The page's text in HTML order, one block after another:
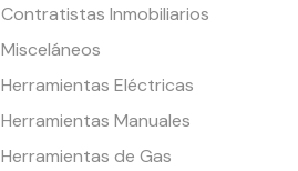
Contratistas Inmobiliarios
Misceláneos
Herramientas Eléctricas
Herramientas Manuales
Herramientas de Gas